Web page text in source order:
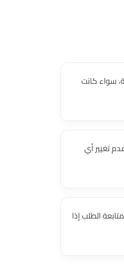
سواء كانت
تغيير أي
الطلب إذا